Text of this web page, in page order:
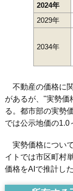
2024年
2029年
2034年
不動産の価格に
があるが、"実勢価
る。都市部の実勢
では公示地価の1.0
実勢価格につい
イトでは市区町村
価格をAIで推計した